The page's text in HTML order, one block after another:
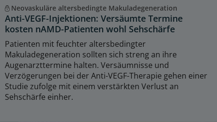
Neovaskuläre altersbedingte Makuladegeneration
Anti-VEGF-Injektionen: Versäumte Termine
kosten nAMD-Patienten wohl Sehschärfe
Patienten mit feuchter altersbedingter
Makuladegeneration sollten sich streng an ihre
Augenarzttermine halten. Versäumnisse und
Verzögerungen bei der Anti-VEGF-Therapie gehen einer
Studie zufolge mit einem verstärkten Verlust an
Sehschärfe einher.